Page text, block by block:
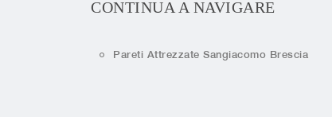
CONTINUA A NAVIGARE
Pareti Attrezzate Sangiacomo Brescia